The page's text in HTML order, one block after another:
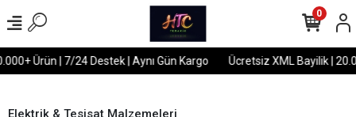
Ürün | 7/24 Destek | Aynı Gün Kargo Ücretsiz XML Bayilik |
0
Elektrik & Tesisat Malzemeleri